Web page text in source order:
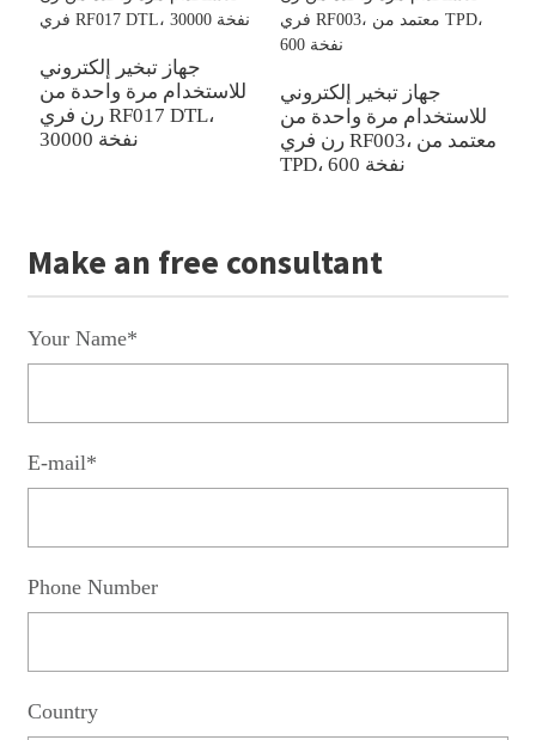
جهاز تبخير إلكتروني
للاستخدام مرة واحدة من
رن فري RF017 DTL،
30000 نفخة
جهاز تبخير إلكتروني
للاستخدام مرة واحدة من
رن فري RF003، معتمد من
TPD، 600 نفخة
Make an free consultant
Your Name*
E-mail*
Phone Number
Country